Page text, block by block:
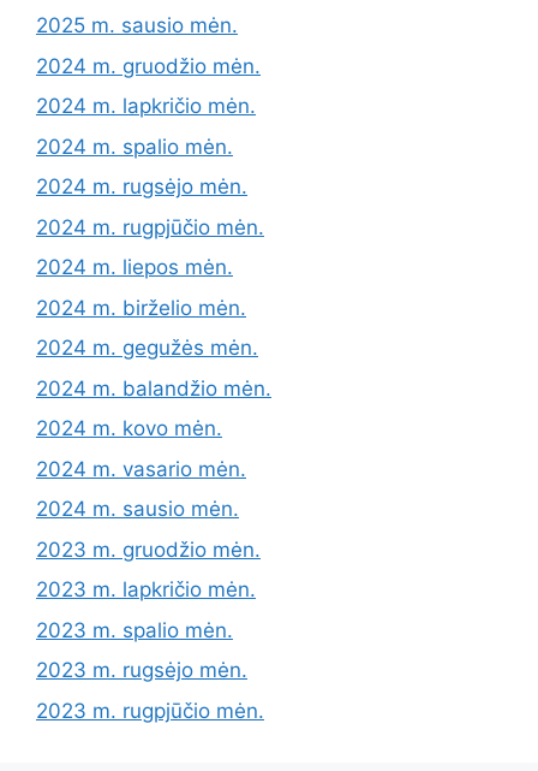
2025 m. sausio mėn.
2024 m. gruodžio mėn.
2024 m. lapkričio mėn.
2024 m. spalio mėn.
2024 m. rugsėjo mėn.
2024 m. rugpjūčio mėn.
2024 m. liepos mėn.
2024 m. birželio mėn.
2024 m. gegužės mėn.
2024 m. balandžio mėn.
2024 m. kovo mėn.
2024 m. vasario mėn.
2024 m. sausio mėn.
2023 m. gruodžio mėn.
2023 m. lapkričio mėn.
2023 m. spalio mėn.
2023 m. rugsėjo mėn.
2023 m. rugpjūčio mėn.